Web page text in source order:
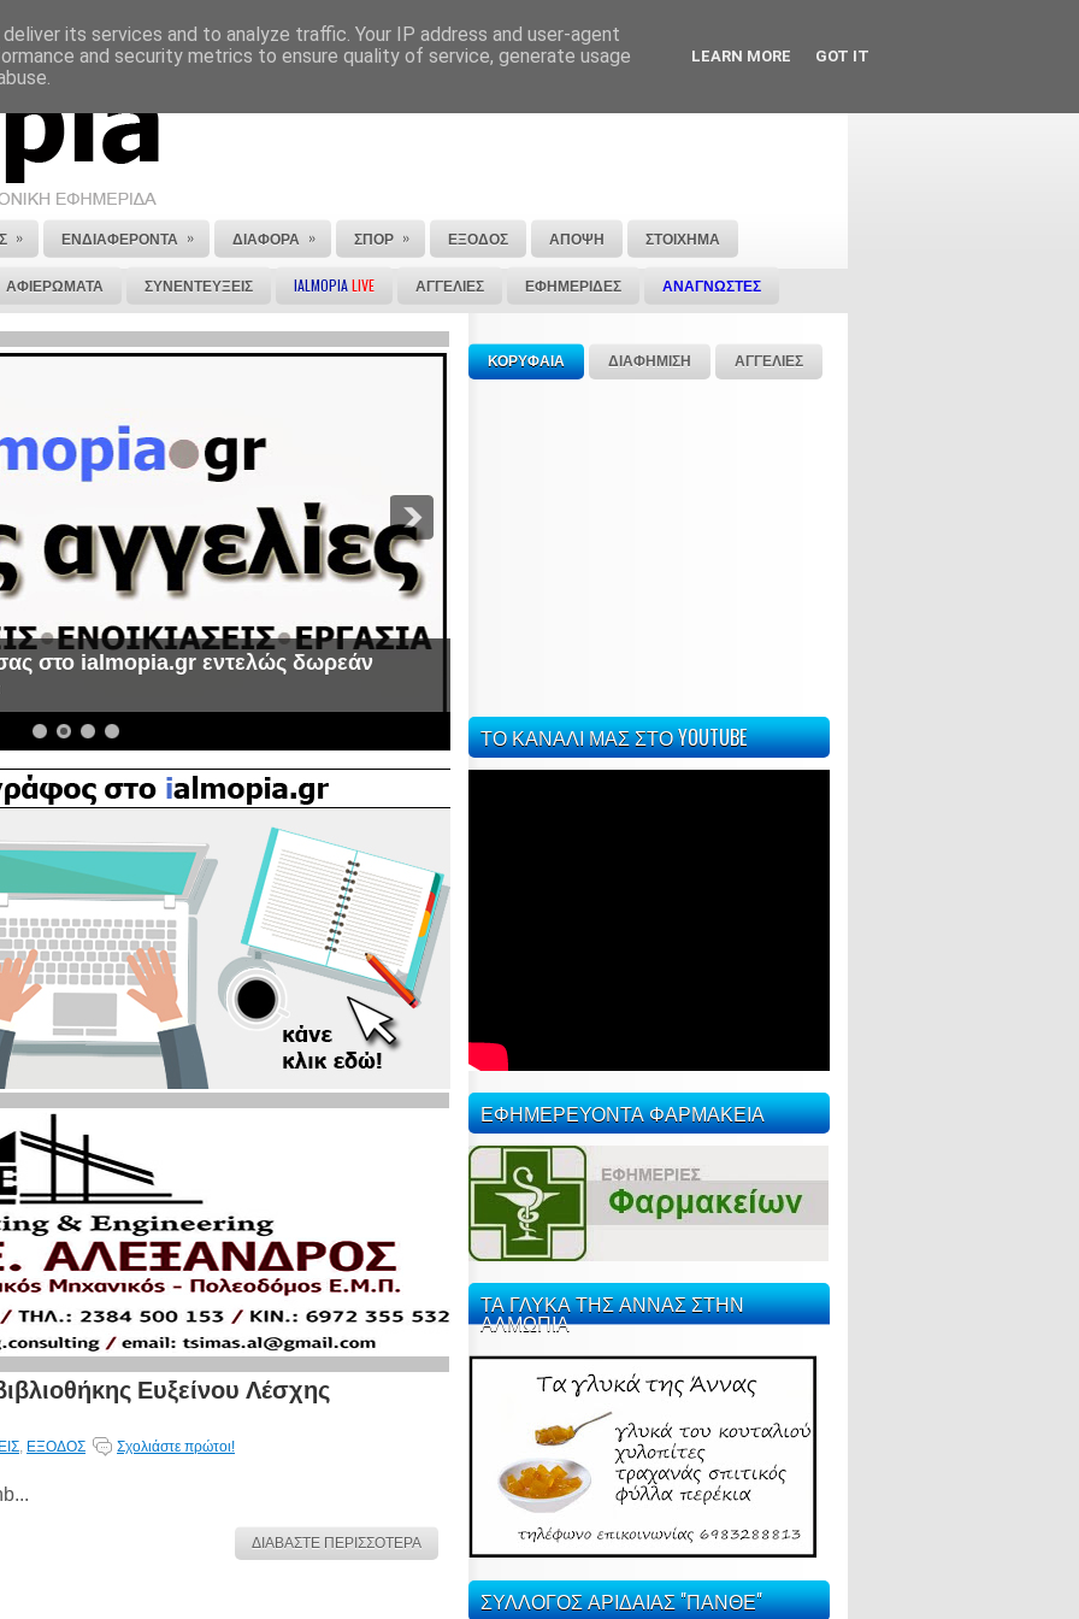
ΕΠΙΚΟΙΝΩΝΙΑ ΣΤΕΙΛΕ ΜΑΣ ΤΟ ΑΡΘΡΟ ΣΟΥ
» ΕΝΔΙΑΦΕΡΟΝΤΑ » ΔΙΑΦΟΡΑ » ΣΠΟΡ » ΕΞΟΔΟΣ ΑΠΟΨΗ ΣΤΟΙΧΗΜΑ
ΑΦΙΕΡΩΜΑΤΑ ΣΥΝΕΝΤΕΥΞΕΙΣ IALMOPIALIVE ΑΓΓΕΛΙΕΣ ΕΦΗΜΕΡΙΔΕΣ ΑΝΑΓΝΩΣΤΕΣ
στο ialmopia.gr εντελώς δωρεάν
Ευξείνου Λέσχης
, ΕΞΟΔΟΣ Σχολιάστε πρώτοι!
ΔΙΑΒΑΣΤΕ ΠΕΡΙΣΣΟΤΕΡΑ
ΚΟΡΥΦΑΙΑ ΔΙΑΦΗΜΙΣΗ ΑΓΓΕΛΙΕΣ
ΤΟ ΚΑΝΑΛΙ ΜΑΣ ΣΤΟ YOUTUBE
ΕΦΗΜΕΡΕΥΟΝΤΑ ΦΑΡΜΑΚΕΙΑ
ΤΑ ΓΛΥΚΑ ΤΗΣ ΑΝΝΑΣ ΣΤΗΝ
ΑΛΜΩΠΙΑ
ΣΥΛΛΟΓΟΣ ΑΡΙΔΑΙΑΣ "ΠΑΝΘΕ"
its services and to analyze traffic. Your IP address and user-agent
and security metrics to ensure quality of service, generate usage
LEARN MORE GOT IT